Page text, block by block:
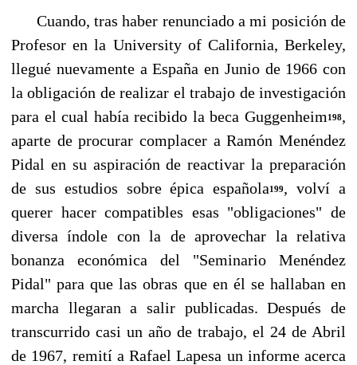
Cuando, tras haber renunciado a mi posición de
Profesor en la University of California, Berkeley,
llegué nuevamente a España en Junio de 1966 con
la obligación de realizar el trabajo de investigación
para el cual había recibido la beca Guggenheim 198,
aparte de procurar complacer a Ramón Menéndez
Pidal en su aspiración de reactivar la preparación
de sus estudios sobre épi­ca española199, volví a
querer hacer compatibles esas "obligaciones" de
diversa índole con la de aprovechar la relativa
bonanza económica del "Seminario Menéndez
Pidal" para que las obras que en él se hallaban en
marcha llegaran a salir publicadas. Después de
transcurrido casi un año de trabajo, el 24 de Abril
de 1967, remití a Rafael Lapesa un informe acerca